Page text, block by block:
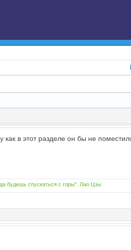
как в этот разделе он бы не
будешь спускаться с горы". Лао Цзы